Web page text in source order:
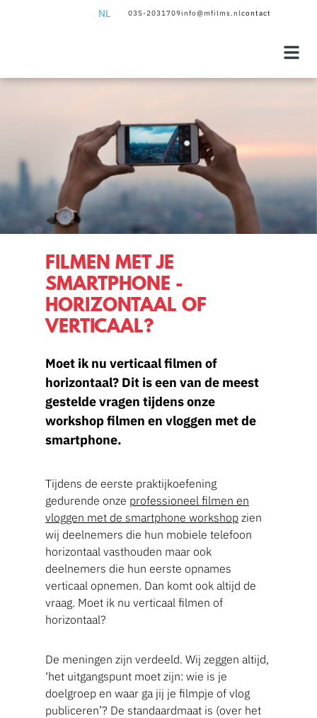
NL 035-2031709info@mfilms.nlcontact
FILMEN MET JE
SMARTPHONE -
HORIZONTAAL OF
VERTICAAL?
Moet ik nu verticaal filmen of
horizontaal? Dit is een van de meest
gestelde vragen tijdens onze
workshop filmen en vloggen met de
smartphone.
Tijdens de eerste praktijkoefening
gedurende onze professioneel filmen en
vloggen met de smartphone workshop zien
wij deelnemers die hun mobiele telefoon
horizontaal vasthouden maar ook
deelnemers die hun eerste opnames
verticaal opnemen. Dan komt ook altijd de
vraag. Moet ik nu verticaal filmen of
horizontaal?
De meningen zijn verdeeld. Wij zeggen altijd,
‘het uitgangspunt moet zijn: wie is je
doelgroep en waar ga jij je filmpje of vlog
publiceren’? De standaardmaat is (over het